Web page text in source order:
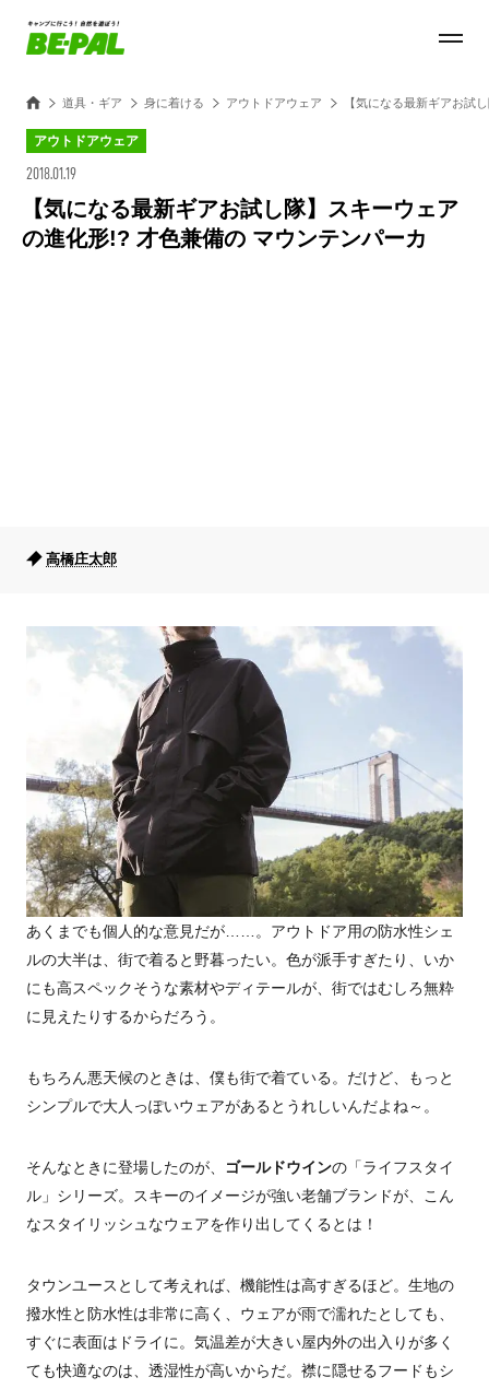
道具・ギア 身に着ける アウトドアウェア 【気になる最新ギアお試
アウトドアウェア
2018.01.19
【気になる最新ギアお試し隊】スキーウェア
の進化形!? 才色兼備の マウンテンパーカ
高橋庄太郎
あくまでも個人的な意見だが……。アウトドア用の防水性シェ
ルの大半は、街で着ると野暮ったい。色が派手すぎたり、いか
にも高スペックそうな素材やディテールが、街ではむしろ無粋
に見えたりするからだろう。
もちろん悪天候のときは、僕も街で着ている。だけど、もっと
シンプルで大人っぽいウェアがあるとうれしいんだよね～。
そんなときに登場したのが、 ゴールドウインの「ライフスタイ
ル」シリーズ。スキーのイメージが強い老舗ブランドが、こん
なスタイリッシュなウェアを作り出してくるとは！
タウンユースとして考えれば、機能性は高すぎるほど。生地の
撥水性と防水性は非常に高く、ウェアが雨で濡れたとしても、
すぐに表面はドライに。気温差が大きい屋内外の出入りが多く
ても快適なのは、透湿性が高いからだ。襟に隠せるフードもシ